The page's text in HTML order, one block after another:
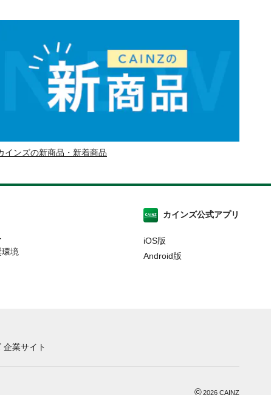
インズの新商品・新着商品
境
カインズ公式アプリ
iOS版
Android版
企業サイト
©2026 CAINZ